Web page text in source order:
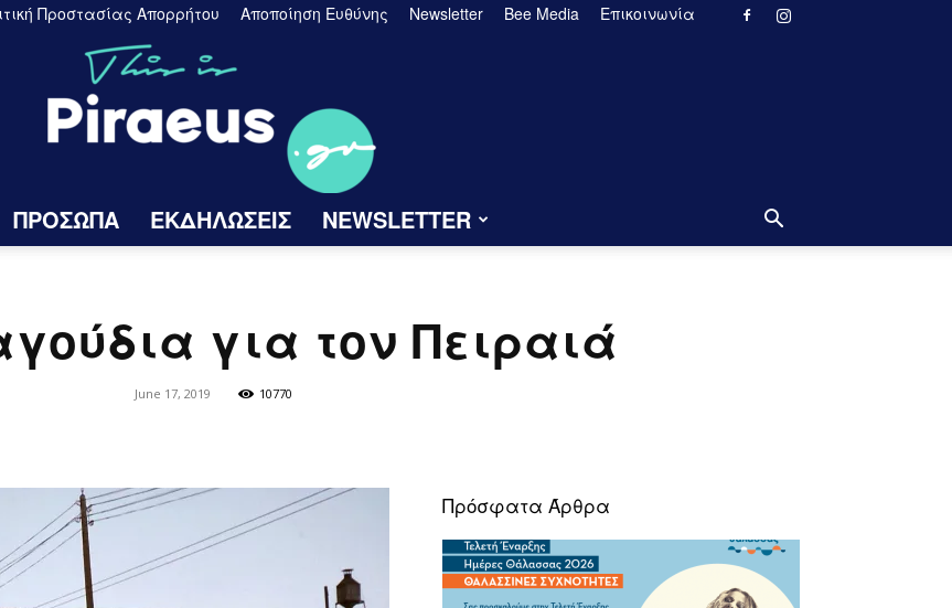
Προστασίας Απορρήτου Αποποίηση Ευθύνης Newsletter Bee Media Επικοινωνία
ΠΡΟΣΩΠΑ ΕΚΔΗΛΩΣΕΙΣ NEWSLETTER
για τον Πειραιά
June 17, 2019 10770
Πρόσφατα Άρθρα